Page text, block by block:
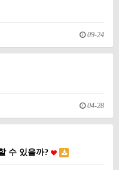
09-24
04-28
수 있을까?